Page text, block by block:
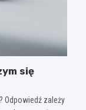
się
Odpowiedź zależy